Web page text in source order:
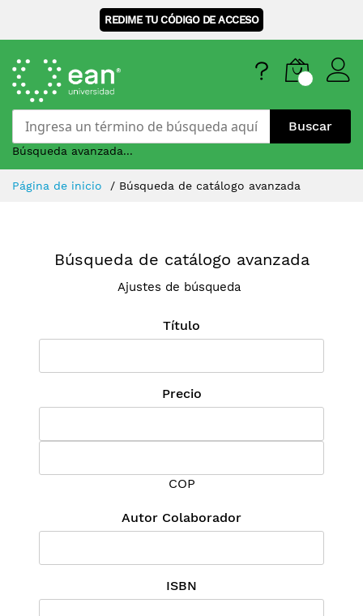
REDIME TU CÓDIGO DE ACCESO
Buscar
Búsqueda avanzada...
Skip
Página de inicio Búsqueda de catálogo avanzada
Búsqueda de catálogo avanzada
Ajustes de búsqueda
Título
Precio
COP
Autor Colaborador
ISBN